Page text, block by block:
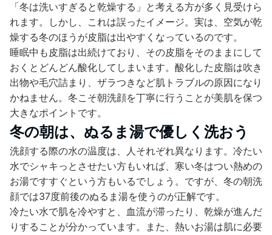
「冬は洗いすぎると乾燥する」と考える方が多く見受けら
れます。しかし、これは誤ったイメージ。実は、空気が乾
燥する冬のほうが皮脂は出やすくなっているのです。
睡眠中も皮脂は出続けており、その皮脂をそのままにして
おくとどんどん酸化してしまいます。酸化した皮脂は吹き
出物や毛穴詰まり、ザラつきなど肌トラブルの原因になり
かねません。冬こそ朝洗顔を丁寧に行うことが美肌を保つ
大きなポイントです。
冬の朝は、ぬるま湯で優しく洗おう
洗顔する際の水の温度は、人それぞれ異なります。冷たい
水でシャキっとさせたい方もいれば、寒い冬はつい熱めの
お湯ですすぐという方もいるでしょう。ですが、冬の朝洗
顔では37度前後のぬるま湯を使うのが正解です。
冷たい水で肌を冷やすと、血流が滞ったり、乾燥が進んだ
りすることが分かっています。また、熱いお湯は肌に必要